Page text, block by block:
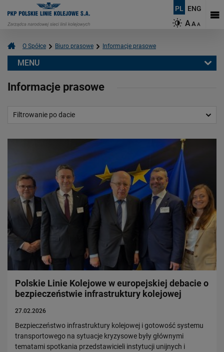
PL ENG
AAA
O Spółce Biuro prasowe Informacje prasowe
Informacje prasowe
Filtrowanie po dacie
Polskie Linie Kolejowe w europejskiej debacie o
bezpieczeństwie infrastruktury kolejowej
27.02.2026
Bezpieczeństwo infrastruktury kolejowej i gotowość systemu
transportowego na sytuacje kryzysowe były głównymi
tematami spotkania przedstawicieli instytucji unijnych i
MENU
Aktualności
Multimedia
O PKP Polskich Liniach Kolejowych S.A.
Czym się zajmujemy?
Władze Spółki
Struktura Spółki
Spółki zależne
Raport roczny
Zrównoważony rozwój
Obserwuj nas